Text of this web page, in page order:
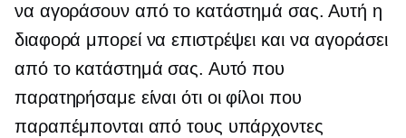
να αγοράσουν από το κατάστημά σας. Αυτή η
διαφορά μπορεί να επιστρέψει και να αγοράσει
από το κατάστημά σας. Αυτό που
παρατηρήσαμε είναι ότι οι φίλοι που
παραπέμπονται από τους υπάρχοντες